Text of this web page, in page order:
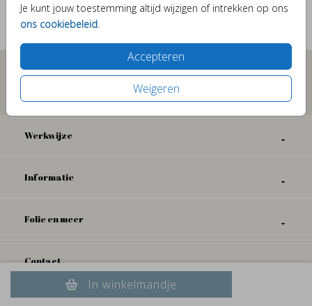
Je kunt jouw toestemming altijd wijzigen of intrekken op ons
ons cookiebeleid
Accepteren
Weigeren
In winkelmandje
Prijs:€ 6,95
Proefdruk
Voor 18:00 besteld, zelfde
dag nog verzonden
Werkwijze
Informatie
Folie en meer
Contact